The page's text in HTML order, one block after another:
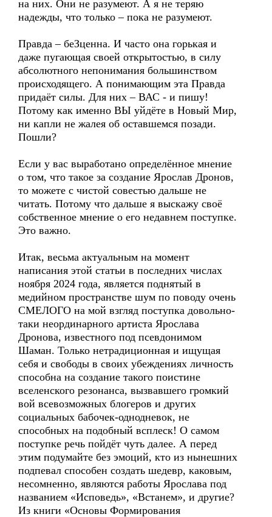
на них. Они не разумеют. А я не теряю
надежды, что только – пока не разумеют.
Правда – беЗценна. И часто она горькая и
даже пугающая своей открытостью, в силу
абсолютного непонимания большинством
происходящего. А понимающим эта Правда
придаёт силы. Для них – ВАС - и пишу!
Потому как именно ВЫ уйдёте в Новый Мир,
ни капли не жалея об оставшемся позади.
Пошли?
Если у вас выработано определённое мнение
о том, что такое за создание Ярослав Дронов,
то можете с чистой совестью дальше не
читать. Потому что дальше я выскажу своё
собственное мнение о его недавнем поступке.
Это важно.
Итак, весьма актуальным на момент
написания этой статьи в последних числах
ноября 2024 года, является поднятый в
медийном пространстве шум по поводу очень
СМЕЛОГО на мой взгляд поступка довольно-
таки неординарного артиста Ярослава
Дронова, известного под псевдонимом
Шаман. Только нетрадиционная и ищущая
себя и свободы в своих убеждениях личность
способна на создание такого поистине
вселенского резонанса, вызвавшего громкий
вой всевозможных блогеров и других
социальных бабочек-однодневок, не
способных на подобный всплеск! О самом
поступке речь пойдёт чуть далее. А перед
этим подумайте без эмоций, кто из нынешних
подпевал способен создать шедевр, каковым,
несомненно, являются работы Ярослава под
названием «Исповедь», «Встанем», и другие?
Из книги «Основы Формирования